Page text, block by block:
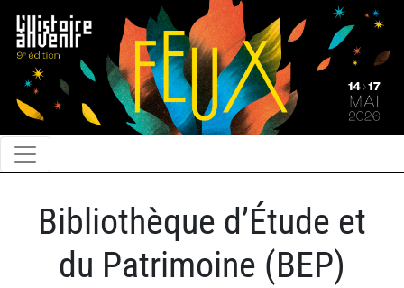
Bibliothèque d’Étude et
du Patrimoine (BEP)